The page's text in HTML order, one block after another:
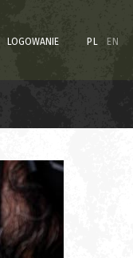
LOGOWANIE PL EN